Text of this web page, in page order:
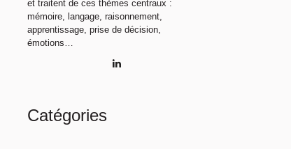
et traitent de ces thèmes centraux :
mémoire, langage, raisonnement,
apprentissage, prise de décision,
émotions…
Catégories